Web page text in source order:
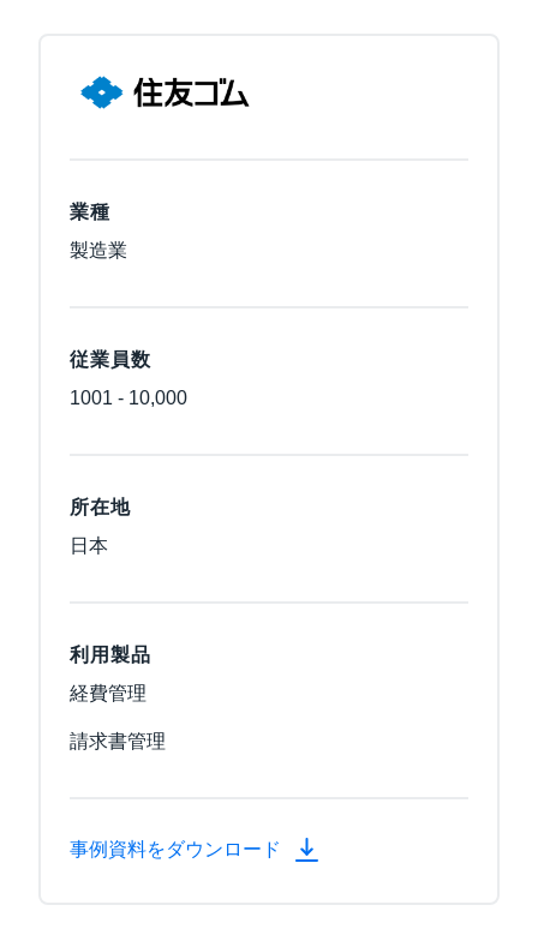
業種
製造業
従業員数
1001 - 10,000
所在地
日本
利用製品
経費管理
請求書管理
事例資料をダウンロード